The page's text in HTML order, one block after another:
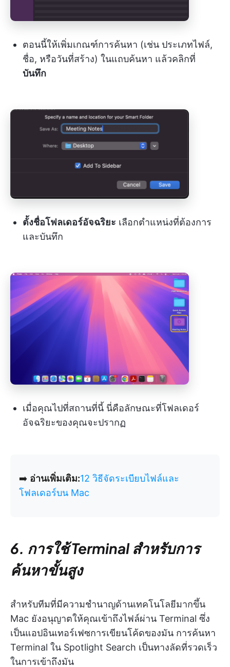
ตอนนี้ให้เพิ่มเกณฑ์การค้นหา (เช่น ประเภทไฟล์,
ชื่อ, หรือวันที่สร้าง) ในแถบค้นหา แล้วคลิกที่
บันทึก
ตั้งชื่อโฟลเดอร์อัจฉริยะ เลือกตำแหน่งที่ต้องการ
และบันทึก
เมื่อคุณไปที่สถานที่นี้ นี่คือลักษณะที่โฟลเดอร์
อัจฉริยะของคุณจะปรากฏ
➡️ อ่านเพิ่มเติม:12 วิธีจัดระเบียบไฟล์และ
โฟลเดอร์บน Mac
6. การใช้ Terminal สำหรับการ
ค้นหาขั้นสูง
สำหรับทีมที่มีความชำนาญด้านเทคโนโลยีมากขึ้น
Mac ยังอนุญาตให้คุณเข้าถึงไฟล์ผ่าน Terminal ซึ่ง
เป็นแอปอินเทอร์เฟซการเขียนโค้ดของมัน การค้นหา
Terminal ใน Spotlight Search เป็นทางลัดที่รวดเร็ว
ในการเข้าถึงมัน